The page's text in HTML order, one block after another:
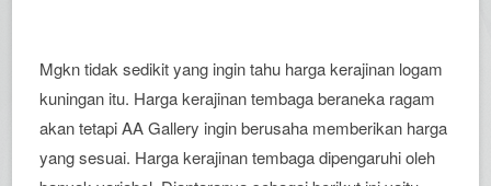
Mgkn tidak sedikit yang ingin tahu harga kerajinan logam
kuningan itu. Harga kerajinan tembaga beraneka ragam
akan tetapi AA Gallery ingin berusaha memberikan harga
yang sesuai. Harga kerajinan tembaga dipengaruhi oleh